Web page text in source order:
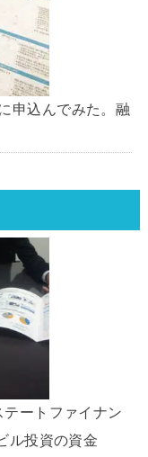
申込んでみた。融
テートファイナン
ル投資の資金